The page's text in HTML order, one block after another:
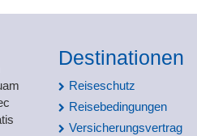
Destinationen
Reiseschutz
Reisebedingungen
Versicherungsvertrag